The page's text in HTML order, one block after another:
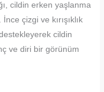
cildin erken yaşlanma
çizgi ve kırışıklık
cildin
ve diri bir görünüm